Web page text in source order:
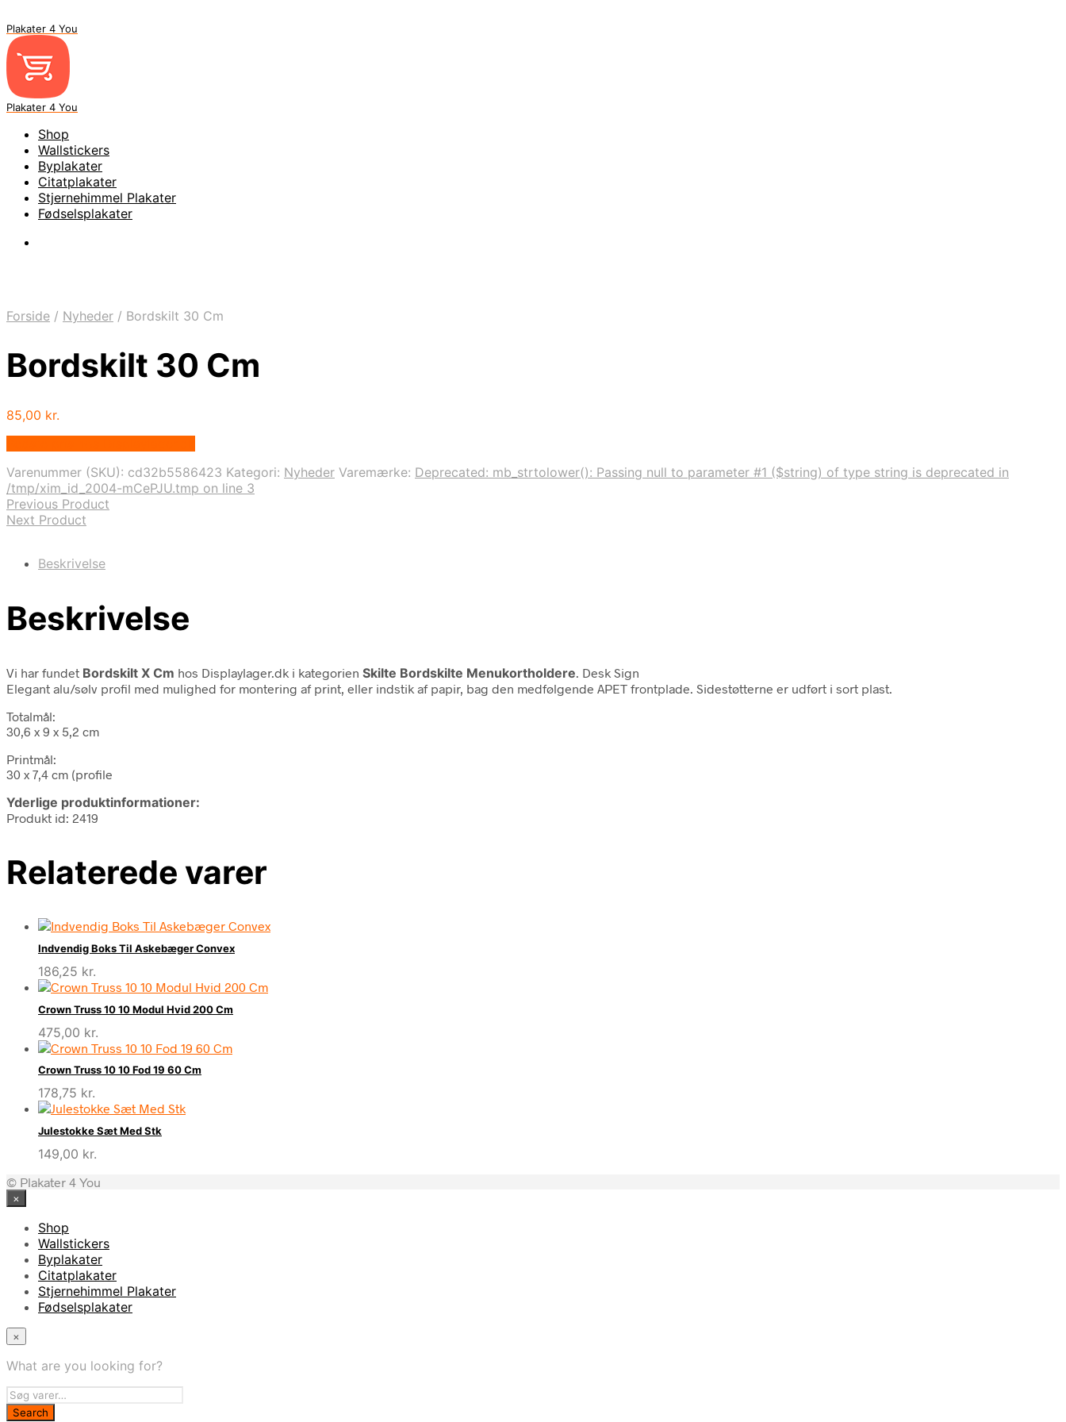
Plakater 4 You
Plakater 4 You
Shop
Wallstickers
Byplakater
Citatplakater
Stjernehimmel Plakater
Fødselsplakater
Forside / Nyheder / Bordskilt 30 Cm
Bordskilt 30 Cm
85,00 kr.
Varenummer (SKU): cd32b5586423 Kategori: Nyheder Varemærke: Deprecated: mb_strtolower(): Passing null to parameter #1 ($string) of type string is deprecated in
/tmp/xim_id_2004-mCePJU.tmp on line 3
Previous Product
Next Product
Beskrivelse
Beskrivelse
Vi har fundet Bordskilt X Cm hos Displaylager.dk i kategorien Skilte Bordskilte Menukortholdere . Desk Sign
Elegant alu/sølv profil med mulighed for montering af print, eller indstik af papir, bag den medfølgende APET frontplade. Sidestøtterne er udført i sort plast.
Totalmål:
30,6 x 9 x 5,2 cm
Printmål:
30 x 7,4 cm (profile
Yderlige produktinformationer:
Produkt id: 2419
Relaterede varer
Indvendig Boks Til Askebæger Convex
186,25 kr.
Crown Truss 10 10 Modul Hvid 200 Cm
475,00 kr.
Crown Truss 10 10 Fod 19 60 Cm
178,75 kr.
Julestokke Sæt Med Stk
149,00 kr.
© Plakater 4 You
×
Shop
Wallstickers
Byplakater
Citatplakater
Stjernehimmel Plakater
Fødselsplakater
×
What are you looking for?